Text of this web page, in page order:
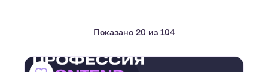
Показано 20 из 104